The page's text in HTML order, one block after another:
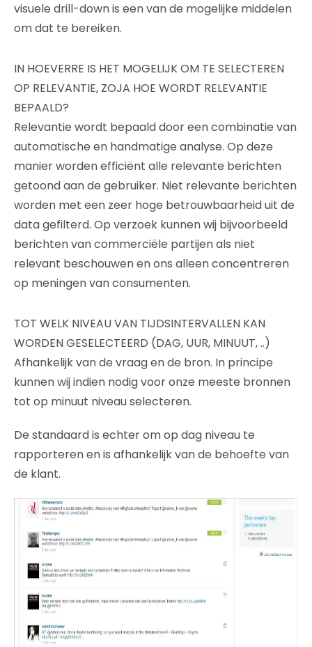
visuele drill-down is een van de mogelijke middelen
om dat te bereiken.
IN HOEVERRE IS HET MOGELIJK OM TE SELECTEREN
OP RELEVANTIE, ZOJA HOE WORDT RELEVANTIE
BEPAALD?
Relevantie wordt bepaald door een combinatie van
automatische en handmatige analyse. Op deze
manier worden efficiënt alle relevante berichten
getoond aan de gebruiker. Niet relevante berichten
worden met een zeer hoge betrouwbaarheid uit de
data gefilterd. Op verzoek kunnen wij bijvoorbeeld
berichten van commerciële partijen als niet
relevant beschouwen en ons alleen concentreren
op meningen van consumenten.
TOT WELK NIVEAU VAN TIJDSINTERVALLEN KAN
WORDEN GESELECTEERD (DAG, UUR, MINUUT, ..)
Afhankelijk van de vraag en de bron. In principe
kunnen wij indien nodig voor onze meeste bronnen
tot op minuut niveau selecteren.
De standaard is echter om op dag niveau te
rapporteren en is afhankelijk van de behoefte van
de klant.